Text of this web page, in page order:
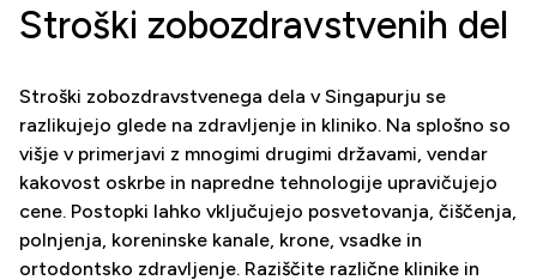
Stroški zobozdravstvenih del
Stroški zobozdravstvenega dela v Singapurju se
razlikujejo glede na zdravljenje in kliniko. Na splošno so
višje v primerjavi z mnogimi drugimi državami, vendar
kakovost oskrbe in napredne tehnologije upravičujejo
cene. Postopki lahko vključujejo posvetovanja, čiščenja,
polnjenja, koreninske kanale, krone, vsadke in
ortodontsko zdravljenje. Raziščite različne klinike in